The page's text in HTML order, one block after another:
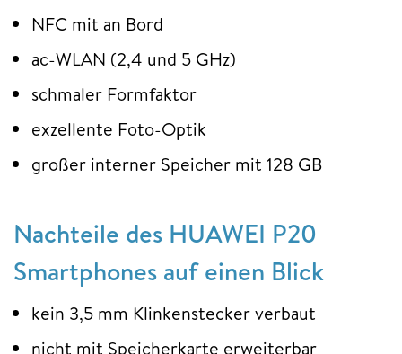
NFC mit an Bord
ac-WLAN (2,4 und 5 GHz)
schmaler Formfaktor
exzellente Foto-Optik
großer interner Speicher mit 128 GB
Nachteile des HUAWEI P20
Smartphones auf einen Blick
kein 3,5 mm Klinkenstecker verbaut
nicht mit Speicherkarte erweiterbar